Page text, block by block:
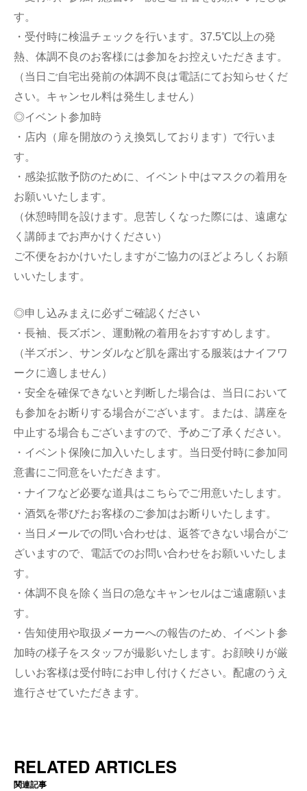
す。
・受付時に検温チェックを行います。37.5℃以上の発
熱、体調不良のお客様には参加をお控えいただきます。
（当日ご自宅出発前の体調不良は電話にてお知らせくだ
さい。キャンセル料は発生しません）
◎イベント参加時
・店内（扉を開放のうえ換気しております）で行いま
す。
・感染拡散予防のために、イベント中はマスクの着用を
お願いいたします。
（休憩時間を設けます。息苦しくなった際には、遠慮な
く講師までお声かけください）
ご不便をおかけいたしますがご協力のほどよろしくお願
いいたします。
◎申し込みまえに必ずご確認ください
・長袖、長ズボン、運動靴の着用をおすすめします。
（半ズボン、サンダルなど肌を露出する服装はナイフワ
ークに適しません）
・安全を確保できないと判断した場合は、当日において
も参加をお断りする場合がございます。または、講座を
中止する場合もございますので、予めご了承ください。
・イベント保険に加入いたします。当日受付時に参加同
意書にご同意をいただきます。
・ナイフなど必要な道具はこちらでご用意いたします。
・酒気を帯びたお客様のご参加はお断りいたします。
・当日メールでの問い合わせは、返答できない場合がご
ざいますので、電話でのお問い合わせをお願いいたしま
す。
・体調不良を除く当日の急なキャンセルはご遠慮願いま
す。
・告知使用や取扱メーカーへの報告のため、イベント参
加時の様子をスタッフが撮影いたします。お顔映りが厳
しいお客様は受付時にお申し付けください。配慮のうえ
進行させていただきます。
RELATED ARTICLES
関連記事